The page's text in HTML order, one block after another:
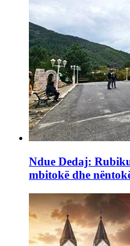
Ndue Dedaj:
mbitokë dhe